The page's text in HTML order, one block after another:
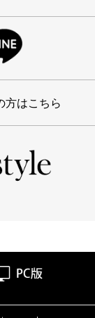
方はこちら